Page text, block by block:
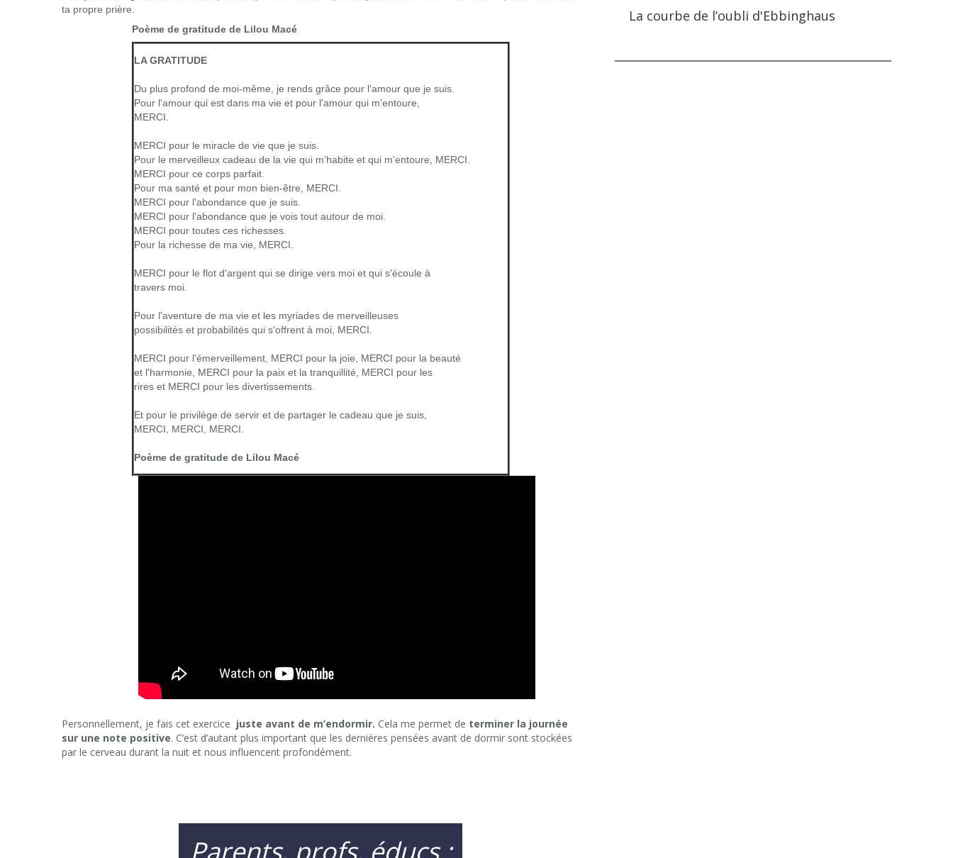
ta propre prière.
Poème de gratitude de Lilou Macé
LA GRATITUDE
Du plus profond de moi-même, je rends grâce pour l'amour que je suis.
Pour l'amour qui est dans ma vie et pour l'amour qui m'entoure,
MERCI.
MERCI pour le miracle de vie que je suis.
Pour le merveilleux cadeau de la vie qui m'habite et qui m'entoure, MERCI.
MERCI pour ce corps parfait.
Pour ma santé et pour mon bien-être, MERCI.
MERCI pour l'abondance que je suis.
MERCI pour l'abondance que je vois tout autour de moi.
MERCI pour toutes ces richesses.
Pour la richesse de ma vie, MERCI.
MERCI pour le flot d'argent qui se dirige vers moi et qui s'écoule à
travers moi.
Pour l'aventure de ma vie et les myriades de merveilleuses
possibilités et probabilités qui s'offrent à moi, MERCI.
MERCI pour l'émerveillement, MERCI pour la joie, MERCI pour la beauté
et l'harmonie, MERCI pour la paix et la tranquillité, MERCI pour les
rires et MERCI pour les divertissements.
Et pour le privilège de servir et de partager le cadeau que je suis,
MERCI, MERCI, MERCI.
Poème de gratitude de Lilou Macé
Personnellement, je fais cet exercice juste avant de m’endormir. Cela me permet de terminer la journée
sur une note positive. C’est d’autant plus important que les dernières pensées avant de dormir sont stockées
par le cerveau durant la nuit et nous influencent profondément.
Parents, profs, éducs :
La courbe de l’oubli d'Ebbinghaus